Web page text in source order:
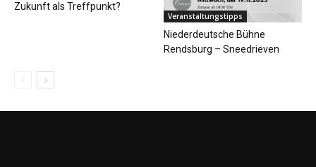
Zukunft als Treffpunkt?
Veranstaltungstipps
Niederdeutsche Bühne
Rendsburg – Sneedrieven